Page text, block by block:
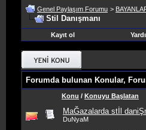
Genel Paylaşım Forumu >
Stil Danışmanı
Kayıt ol
Forumda bulunan Konular,
Konu / Konuyu Başlatan
MaĞazalarda stİl
DuNyaM